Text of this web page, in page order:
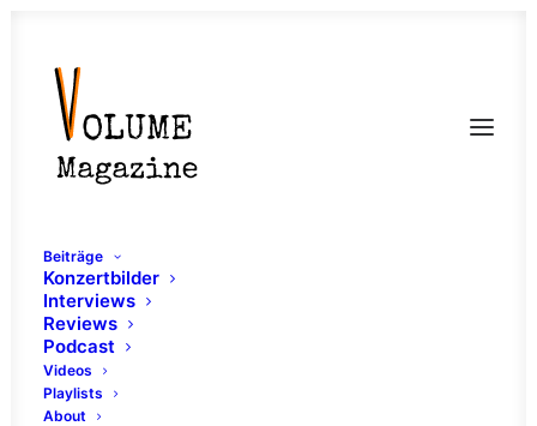
Beiträge
Konzertbilder
Interviews
Reviews
Podcast
Videos
Playlists
About
Review: Oh, Heaven –